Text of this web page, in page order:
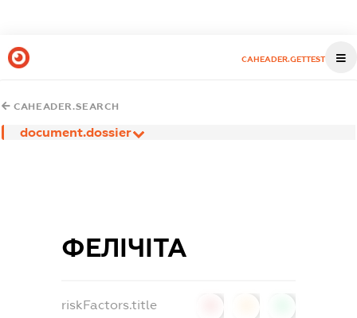
CAHEADER.GETTEST
CAHEADER.SEARCH
document.dossier
ФЕЛІЧІТА
riskFactors.title